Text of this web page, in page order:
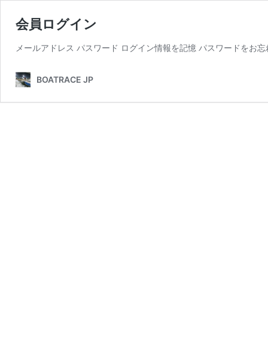
会員ログイン
メールアドレス パスワード ログイン情報を記憶 パスワードをお
BOATRACE JP